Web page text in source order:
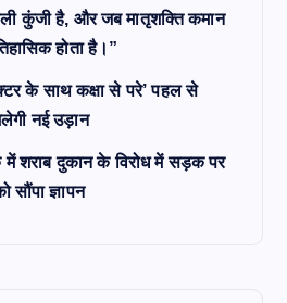
कुंजी है, और जब मातृशक्ति कमान
होता है।”
के साथ कक्षा से परे’ पहल से
नई उड़ान
में शराब दुकान के विरोध में सड़क पर
ज्ञापन